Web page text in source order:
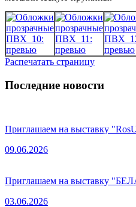
Распечатать страницу
Последние новости
Приглашаем на выставку
09.06.2026
Приглашаем на выставку
03.06.2026